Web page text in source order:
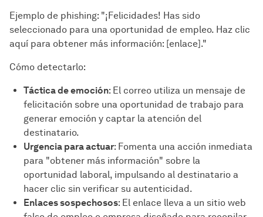
Ejemplo de phishing: "¡Felicidades! Has sido
seleccionado para una oportunidad de empleo. Haz clic
aquí para obtener más información: [enlace]."
Cómo detectarlo:
Táctica de emoción: El correo utiliza un mensaje de
felicitación sobre una oportunidad de trabajo para
generar emoción y captar la atención del
destinatario.
Urgencia para actuar: Fomenta una acción inmediata
para "obtener más información" sobre la
oportunidad laboral, impulsando al destinatario a
hacer clic sin verificar su autenticidad.
Enlaces sospechosos: El enlace lleva a un sitio web